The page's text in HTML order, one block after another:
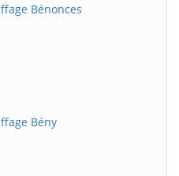
Bénonces
Bény